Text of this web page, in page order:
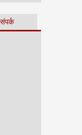
संपर्क